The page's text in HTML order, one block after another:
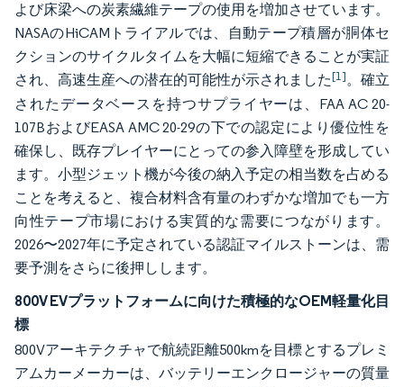
よび床梁への炭素繊維テープの使用を増加させています。
NASAのHiCAMトライアルでは、自動テープ積層が胴体セ
クションのサイクルタイムを大幅に短縮できることが実証
され、高速生産への潜在的可能性が示されました[1]。確立
されたデータベースを持つサプライヤーは、FAA AC 20-
107BおよびEASA AMC 20-29の下での認定により優位性を
確保し、既存プレイヤーにとっての参入障壁を形成してい
ます。小型ジェット機が今後の納入予定の相当数を占める
ことを考えると、複合材料含有量のわずかな増加でも一方
向性テープ市場における実質的な需要につながります。
2026〜2027年に予定されている認証マイルストーンは、需
要予測をさらに後押しします。
800V EVプラットフォームに向けた積極的なOEM軽量化目
標
800Vアーキテクチャで航続距離500kmを目標とするプレミ
アムカーメーカーは、バッテリーエンクロージャーの質量